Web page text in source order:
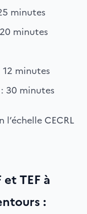
minutes
minutes
minutes
30 minutes
CECRL
TEF à
: